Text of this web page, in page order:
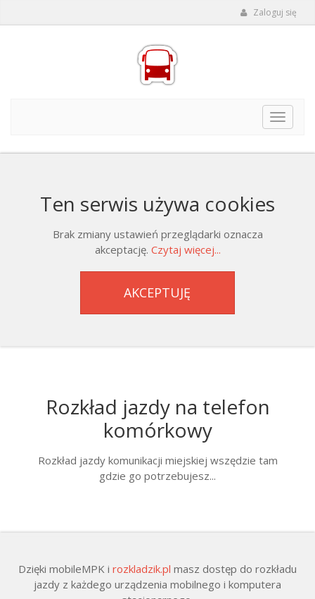
Zaloguj się
Toggle
Ten serwis używa cookies
Brak zmiany ustawień przeglądarki oznacza
akceptację. Czytaj więcej...
AKCEPTUJĘ
Rozkład jazdy na telefon
komórkowy
Rozkład jazdy komunikacji miejskiej wszędzie tam
gdzie go potrzebujesz...
Dzięki mobileMPK i rozkladzik.pl masz dostęp do rozkładu
jazdy z każdego urządzenia mobilnego i komputera